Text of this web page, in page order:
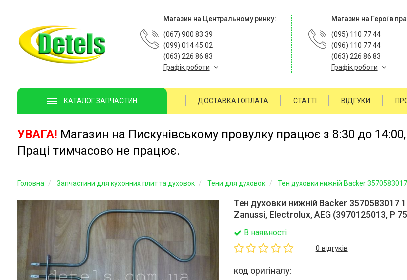
Магазин на Центральному ринку:
(067) 900 83 39
(099) 014 45 02
(063) 226 86 83
Графік роботи
Магазин на Героїв
(095) 110 77 44
(096) 110 77 44
(063) 226 86 83
Графік роботи
КАТАЛОГ ЗАПЧАСТИН ДОСТАВКА І ОПЛАТА СТАТТІ ВІДГУКИ
УВАГА! Магазин на Пискунівському провулку працює з 8:30 до
Праці тимчасово не працює.
Головна Запчастини для кухонних плит та духовок Тени для духовок Тен духовки нижній Backer
Тен духовки нижній Backer 3570583017
Zanussi, Electrolux, AEG (3970125013, P
В наявності
0 відгуків
код оригіналу: